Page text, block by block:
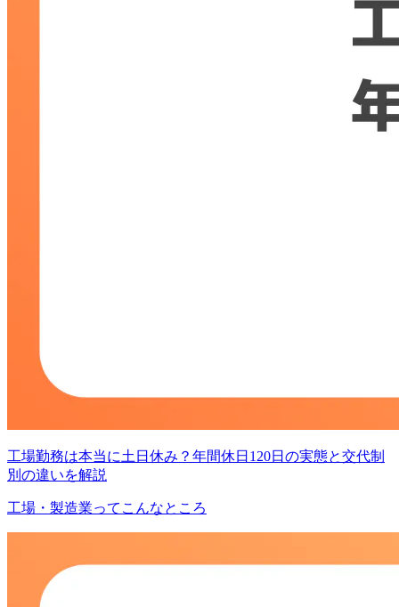
工場勤務は本当に土日休み？年間休日120日の実態と交代制
別の違いを解説
工場・製造業ってこんなところ